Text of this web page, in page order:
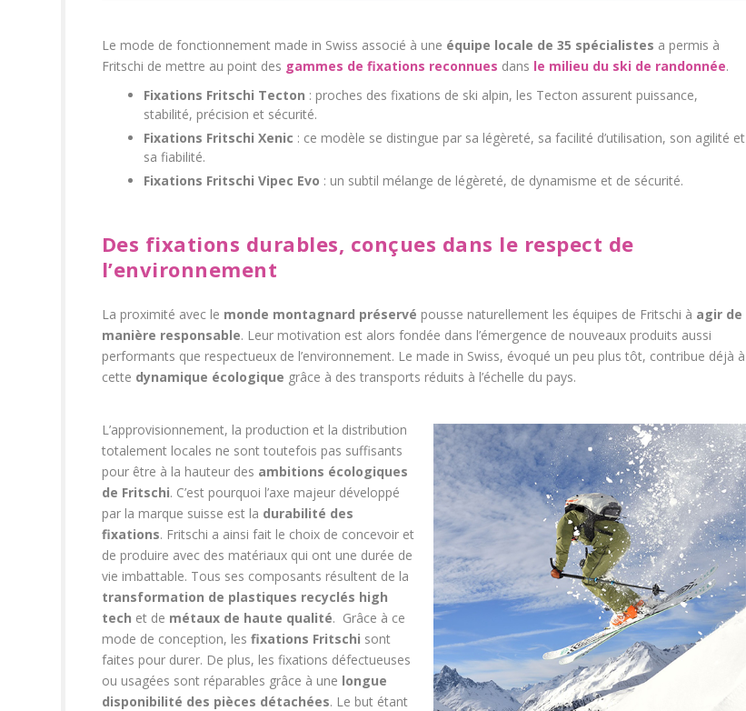
Le mode de fonctionnement made in Swiss associé à une équipe locale de 35 spécialistes a permis à
Fritschi de mettre au point des gammes de fixations reconnues dans le milieu du ski de randonnée.
Fixations Fritschi Tecton : proches des fixations de ski alpin, les Tecton assurent puissance,
stabilité, précision et sécurité.
Fixations Fritschi Xenic : ce modèle se distingue par sa légèreté, sa facilité d’utilisation, son agilité et
sa fiabilité.
Fixations Fritschi Vipec Evo : un subtil mélange de légèreté, de dynamisme et de sécurité.
Des fixations durables, conçues dans le respect de
l’environnement
La proximité avec le monde montagnard préservé pousse naturellement les équipes de Fritschi à agir de
manière responsable. Leur motivation est alors fondée dans l’émergence de nouveaux produits aussi
performants que respectueux de l’environnement. Le made in Swiss, évoqué un peu plus tôt, contribue déjà à
cette dynamique écologique grâce à des transports réduits à l’échelle du pays.
L’approvisionnement, la production et la distribution
totalement locales ne sont toutefois pas suffisants
pour être à la hauteur des ambitions écologiques
de Fritschi. C’est pourquoi l’axe majeur développé
par la marque suisse est la durabilité des
fixations. Fritschi a ainsi fait le choix de concevoir et
de produire avec des matériaux qui ont une durée de
vie imbattable. Tous ses composants résultent de la
transformation de plastiques recyclés high
tech et de métaux de haute qualité. Grâce à ce
mode de conception, les fixations Fritschi sont
faites pour durer. De plus, les fixations défectueuses
ou usagées sont réparables grâce à une longue
disponibilité des pièces détachées. Le but étant